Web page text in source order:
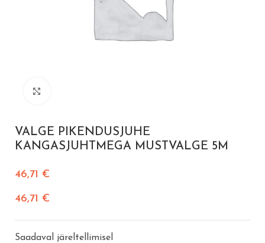
VALGE PIKENDUSJUHE
KANGASJUHTMEGA MUSTVALGE 5M
46,71 €
46,71 €
Saadaval järeltellimisel